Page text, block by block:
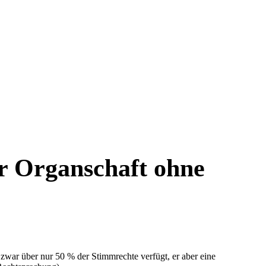
ohne
über nur 50 % der Stimmrechte verfügt, er aber eine